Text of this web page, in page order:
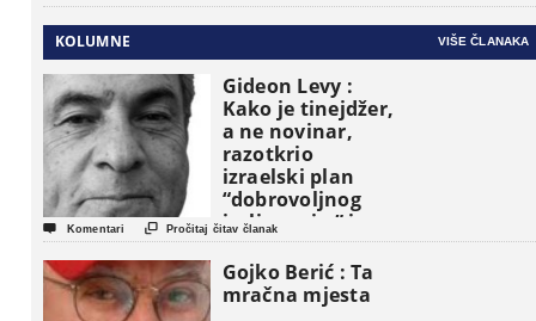
KOLUMNE VIŠE ČLANAKA
Gideon Levy :
Kako je tinejdžer,
a ne novinar,
razotkrio
izraelski plan
“dobrovoljnog
iseljavanja ” iz
Gaze
 Komentari  Pročitaj čitav članak
Gojko Berić : Ta
mračna mjesta